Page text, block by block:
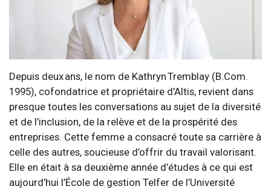
Depuis deux ans, le nom de Kathryn Tremblay (B.Com.
1995), cofondatrice et propriétaire d'Altis, revient dans
presque toutes les conversations au sujet de la diversité
et de l’inclusion, de la relève et de la prospérité des
entreprises. Cette femme a consacré toute sa carrière à
celle des autres, soucieuse d’offrir du travail valorisant.
Elle en était à sa deuxième année d’études à ce qui est
aujourd’hui l’École de gestion Telfer de l’Université